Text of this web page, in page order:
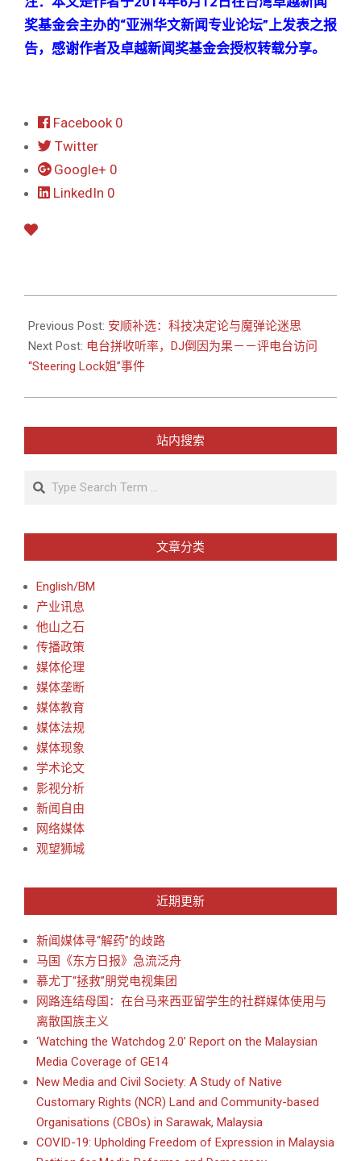
奖基金会主办的“亚洲华文新闻专业论坛”上发表之报
告，感谢作者及卓越新闻奖基金会授权转载分享。
Facebook 0
Twitter
Google+ 0
LinkedIn 0
08-
16
Previous Post: 安顺补选：科技决定论与魔弹论迷思
Next Post: 电台拼收听率，DJ倒因为果－－评电台访问
“Steering Lock姐”事件
站内搜索
Search
文章分类
English/BM
产业讯息
他山之石
传播政策
媒体伦理
媒体垄断
媒体教育
媒体法规
媒体现象
学术论文
影视分析
新闻自由
网络媒体
观望狮城
近期更新
新闻媒体寻“解药”的歧路
马国《东方日报》急流泛舟
慕尤丁“拯救”朋党电视集团
网路连结母国：在台马来西亚留学生的社群媒体使用与
离散国族主义
‘Watching the Watchdog 2.0’ Report on the Malaysian
Media Coverage of GE14
New Media and Civil Society: A Study of Native
Customary Rights (NCR) Land and Community-based
Organisations (CBOs) in Sarawak, Malaysia
COVID-19: Upholding Freedom of Expression in Malaysia